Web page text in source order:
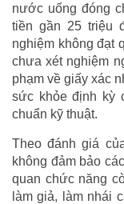
nước uống đóng
tiền gần 25 triệu
nghiệm không đạt
chưa xét nghiệm
phạm về giấy xác
sức khỏe định kỳ
chuẩn kỹ thuật.
Theo đánh giá
không đảm bảo
quan chức năng
làm giả, làm nhái